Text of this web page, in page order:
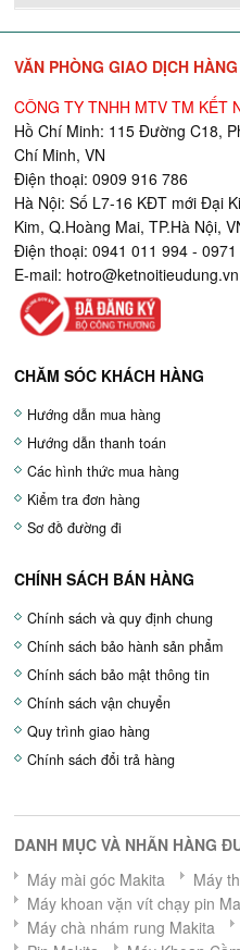
VĂN PHÒNG GIAO DỊCH
CÔNG TY TNHH MTV TM KẾT
Hồ Chí Minh: 115 Đường C18,
Chí Minh, VN
Điện thoại: 0909 916 786
Hà Nội: Số L7-16 KĐT mới Đại
Kim, Q.Hoàng Mai, TP.Hà Nội,
Điện thoại: 0941 011 994 -
E-mail: hotro@ketnoitieudung.vn
CHĂM SÓC KHÁCH HÀNG
Hướng dẫn mua hàng
Hướng dẫn thanh toán
Các hình thức mua hàng
Kiểm tra đơn hàng
Sơ đồ đường đi
CHÍNH SÁCH BÁN HÀNG
Chính sách và quy định chung
Chính sách bảo hành sản phẩm
Chính sách bảo mật thông tin
Chính sách vận chuyển
Quy trình giao hàng
Chính sách đổi trả hàng
DANH MỤC VÀ NHÃN HÀNG
Máy mài góc Makita
Máy
Máy khoan vặn vít chạy pin
Máy chà nhám rung Makita